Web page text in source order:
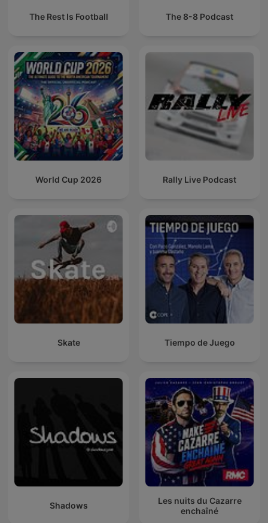
The Rest Is Football The 8-8 Podcast
World Cup 2026 Rally Live Podcast
Skate Tiempo de Juego
Shadows
Les nuits du Cazarre
enchaîné